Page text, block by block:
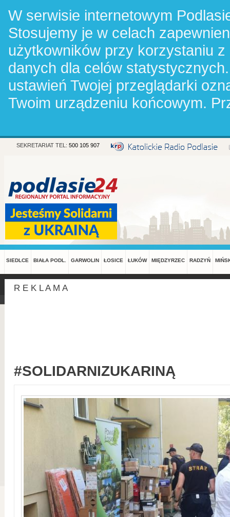
W serwisie internetowym
Stosujemy je w celach
użytkowników przy korzystaniu
danych dla celów
ustawień Twojej przeglądarki
Twoim urządzeniu końcowym.
SEKRETARIAT TEL: 500 105 907
SIEDLCE BIAŁA PODL. GARWOLIN ŁOSICE ŁUKÓW MIĘDZYRZEC RADZYŃ
R E K L A M A
#SOLIDARNIZUKARINĄ